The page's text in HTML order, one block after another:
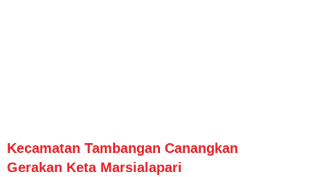
Kecamatan Tambangan Canangkan
Gerakan Keta Marsialapari